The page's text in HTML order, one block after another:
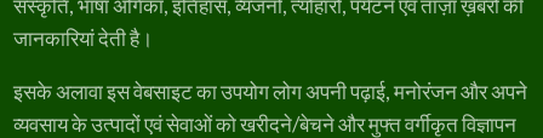
जानकारियां देती है।
इसके अलावा इस वेबसाइट का उपयोग लोग अपनी पढ़ाई, मनोरंजन और अपने
व्यवसाय के उत्पादों एवं सेवाओं को खरीदने/बेचने और मुफ्त वर्गीकृत विज्ञापन